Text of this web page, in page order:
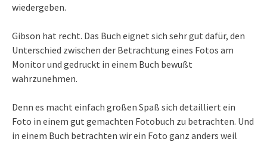
wiedergeben.
Gibson hat recht. Das Buch eignet sich sehr gut dafür, den
Unterschied zwischen der Betrachtung eines Fotos am
Monitor und gedruckt in einem Buch bewußt
wahrzunehmen.
Denn es macht einfach großen Spaß sich detailliert ein
Foto in einem gut gemachten Fotobuch zu betrachten. Und
in einem Buch betrachten wir ein Foto ganz anders weil